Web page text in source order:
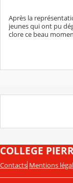
Après la
jeunes qui ont pu
clore ce beau
COLLEGE
Contacts Mentions